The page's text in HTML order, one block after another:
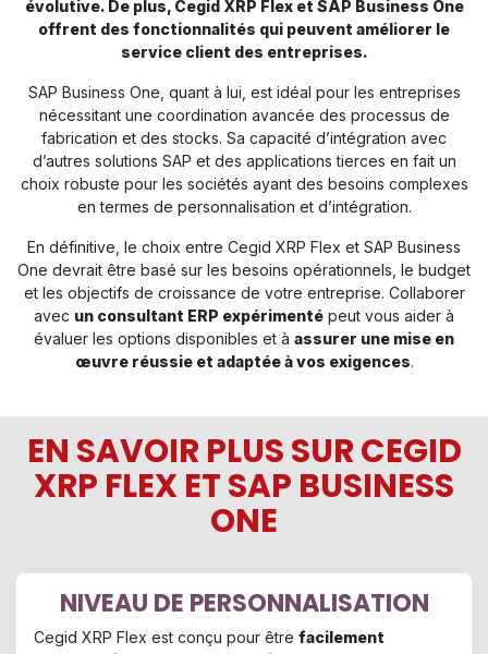
évolutive. De plus, Cegid XRP Flex et SAP Business One
offrent des fonctionnalités qui peuvent améliorer le
service client des entreprises.
SAP Business One, quant à lui, est idéal pour les entreprises
nécessitant une coordination avancée des processus de
fabrication et des stocks. Sa capacité d’intégration avec
d’autres solutions SAP et des applications tierces en fait un
choix robuste pour les sociétés ayant des besoins complexes
en termes de personnalisation et d’intégration.
En définitive, le choix entre Cegid XRP Flex et SAP Business
One devrait être basé sur les besoins opérationnels, le budget
et les objectifs de croissance de votre entreprise. Collaborer
avec un consultant ERP expérimenté peut vous aider à
évaluer les options disponibles et à assurer une mise en
œuvre réussie et adaptée à vos exigences.
EN SAVOIR PLUS SUR CEGID
XRP FLEX ET SAP BUSINESS
ONE
NIVEAU DE PERSONNALISATION
Cegid XRP Flex est conçu pour être facilement